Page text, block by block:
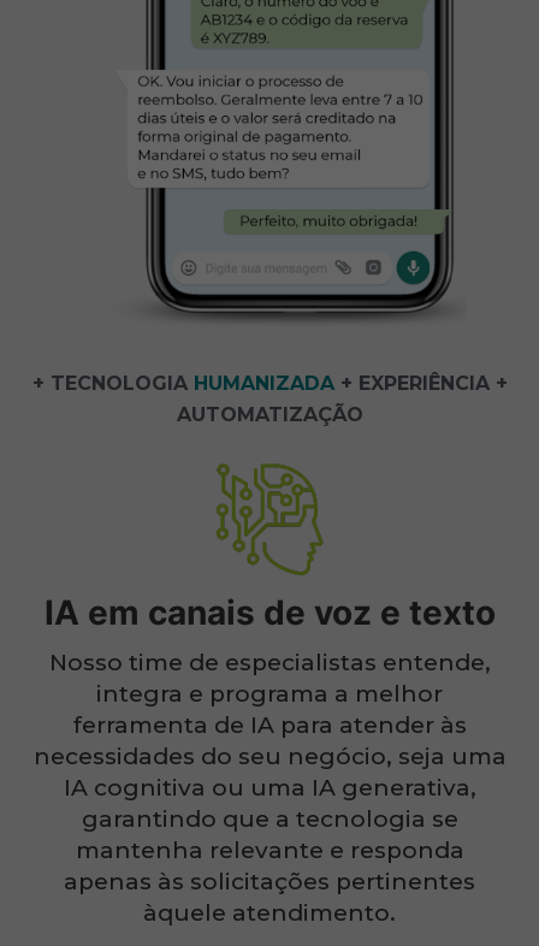
+ TECNOLOGIA HUMANIZADA+ EXPERIÊNCIA +
AUTOMATIZAÇÃO
IA em canais de voz e texto
Nosso time de especialistas entende,
integra e programa a melhor
ferramenta de IA para atender às
necessidades do seu negócio, seja uma
IA cognitiva ou uma IA generativa,
garantindo que a tecnologia se
mantenha relevante e responda
apenas às solicitações pertinentes
àquele atendimento.